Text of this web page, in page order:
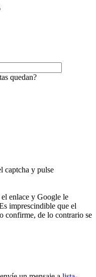
quedan?
captcha y pulse
enlace y Google le
imprescindible que el
confirme, de lo contrario se